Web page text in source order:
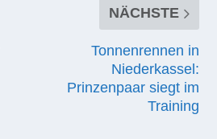
NÄCHSTE
Tonnenrennen in
Niederkassel:
Prinzenpaar siegt im
Training